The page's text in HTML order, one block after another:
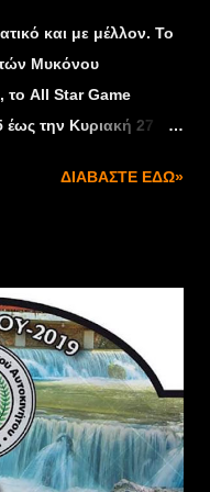
και με μέλλον. Το
Μυκόνου
το All Star Game
την Κυριακή 27
Motocross,
Αναλυτικά και με
Ανδρέας,
Καράκης
Παναγιώτης,
Παναγιώτης,
και Τσαρνάς
ΔΙΑΒΆΣΤΕ ΕΔΏ»